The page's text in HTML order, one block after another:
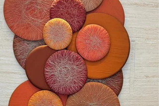
（AESC）與萬科公益基金會、深圳工聯諮
服務 中心，及深圳市鹽田區鹽康殘疾人綜合
服務中心舉辦「智慧能源社區 STEM 工作坊
—— 社區 能源創想 VR 體驗」給8個自閉症
兒童家庭。透過結合VR科技、由浸大同學設
計的互動遊戲與藝術創作，讓參加者認識低
生活與智慧能源社區的概念，並提升對氣候
化與節能行動的 關注。 活動首先簡單講解能
源使用與全球暖化之間的關係，隨後，學員